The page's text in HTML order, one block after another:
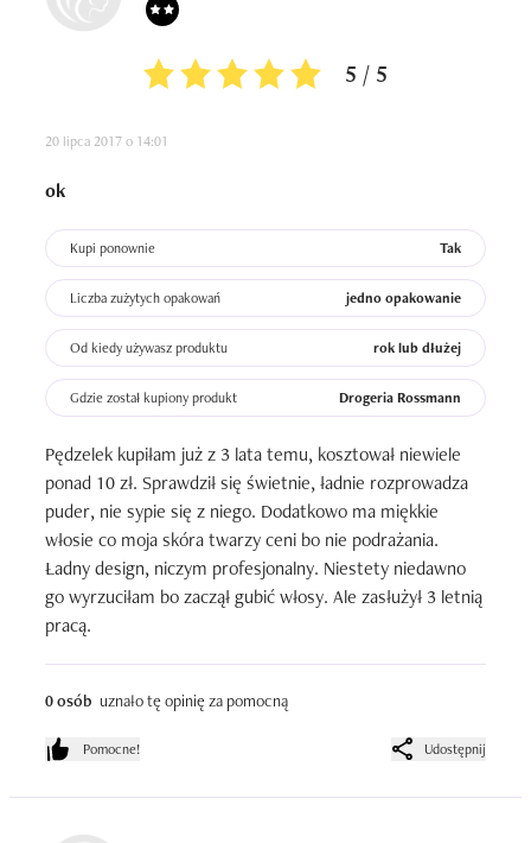
5 / 5
20 lipca 2017 o 14:01
ok
Kupi ponownie Tak
Liczba zużytych opakowań jedno opakowanie
Od kiedy używasz produktu rok lub dłużej
Gdzie został kupiony produkt Drogeria Rossmann
Pędzelek kupiłam już z 3 lata temu, kosztował niewiele
ponad 10 zł. Sprawdził się świetnie, ładnie rozprowadza
puder, nie sypie się z niego. Dodatkowo ma miękkie
włosie co moja skóra twarzy ceni bo nie podrażania.
Ładny design, niczym profesjonalny. Niestety niedawno
go wyrzuciłam bo zaczął gubić włosy. Ale zasłużył 3 letnią
pracą.
0 osób uznało tę opinię za pomocną
Pomocne! Udostępnij